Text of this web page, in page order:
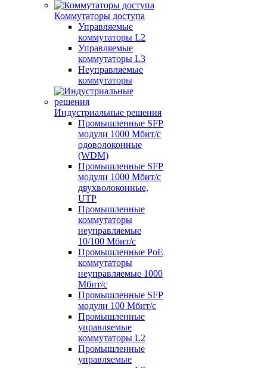
Коммутаторы доступа
Управляемые
коммутаторы L2
Управляемые
коммутаторы L3
Неуправляемые
коммутаторы
Индустриальные решения
Промышленные SFP
модули 1000 Мбит/c
одоволоконные
(WDM)
Промышленные SFP
модули 1000 Мбит/c
двухволоконные,
UTP
Промышленные
коммутаторы
неуправляемые
10/100 Мбит/с
Промышленные PoE
коммутаторы
неуправляемые 1000
Мбит/с
Промышленные SFP
модули 100 Мбит/c
Промышленные
управляемые
коммутаторы L2
Промышленные
управляемые